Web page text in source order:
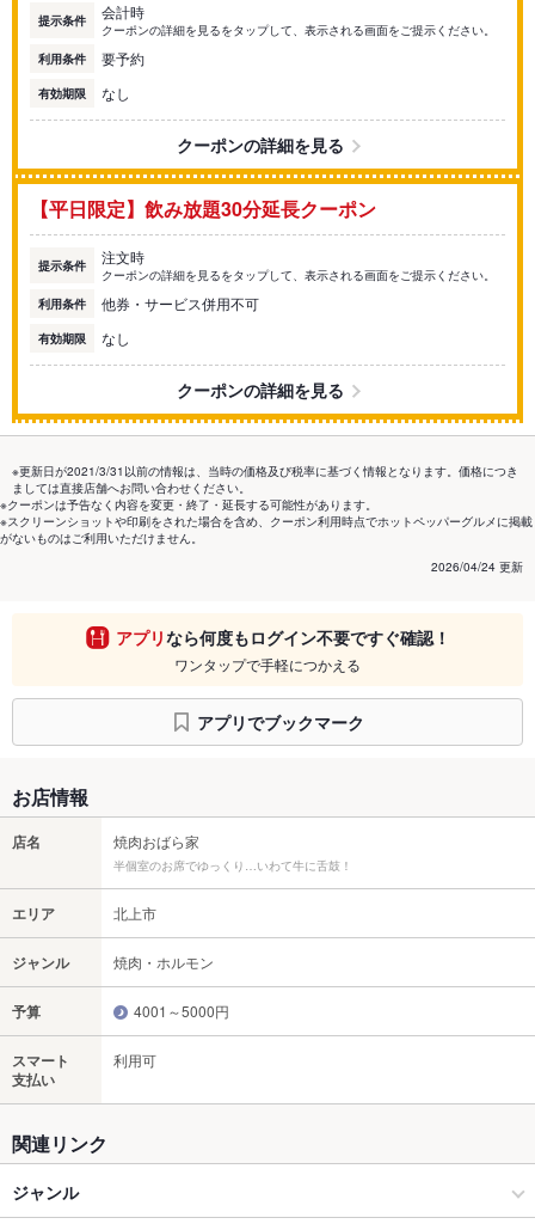
提示条件 会計時
クーポンの詳細を見るをタップして、表示される画面をご提示ください。
利用条件
要予約
有効期限 なし
クーポンの詳細を見る
【平日限定】飲み放題30分延長クーポン
提示条件 注文時
クーポンの詳細を見るをタップして、表示される画面をご提示ください。
利用条件
他券・サービス併用不可
有効期限 なし
クーポンの詳細を見る
※更新日が2021/3/31以前の情報は、当時の価格及び税率に基づく情報となります。価格につき
ましては直接店舗へお問い合わせください。
※クーポンは予告なく内容を変更・終了・延長する可能性があります。
※スクリーンショットや印刷をされた場合を含め、クーポン利用時点でホットペッパーグルメに掲載
がないものはご利用いただけません。
2026/04/24 更新
アプリなら何度もログイン不要ですぐ確認！
ワンタップで手軽につかえる
アプリでブックマーク
お店情報
店名 焼肉おばら家
半個室のお席でゆっくり…いわて牛に舌鼓！
エリア 北上市
ジャンル 焼肉・ホルモン
予算 4001～5000円
スマート
支払い
利用可
関連リンク
ジャンル